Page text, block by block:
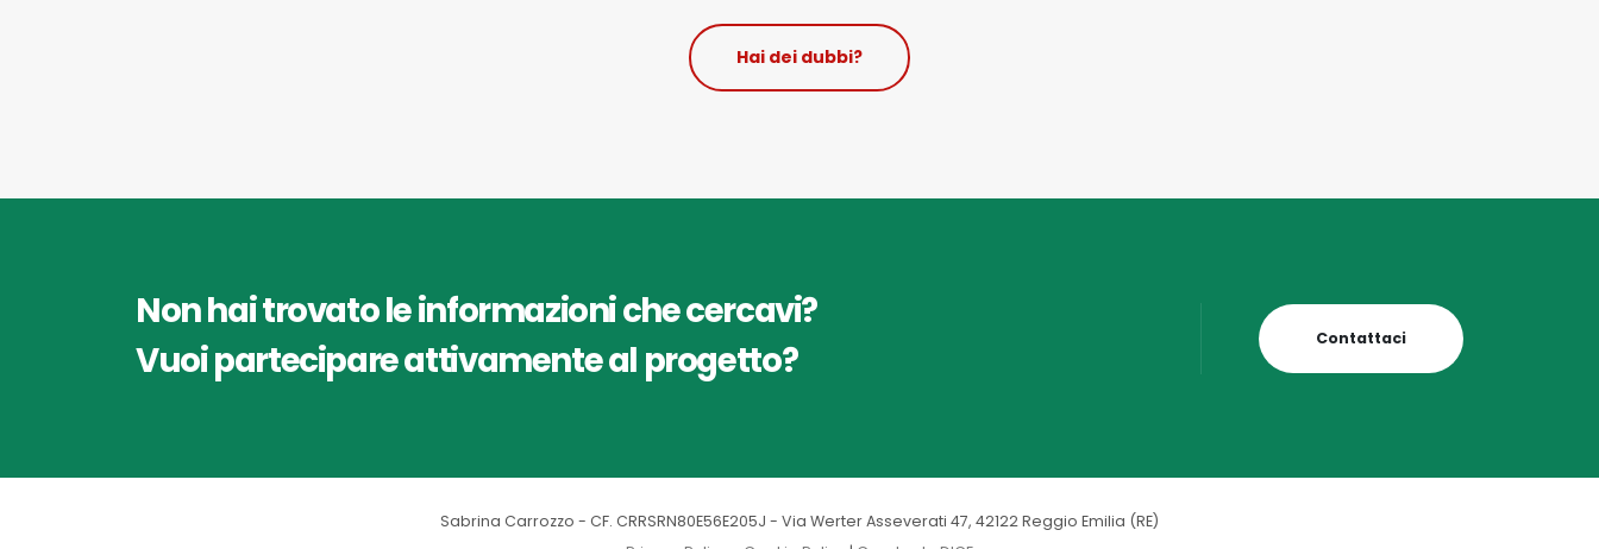
Hai dei dubbi?
Non hai trovato le informazioni che cercavi?
Vuoi partecipare attivamente al progetto?
Contattaci
Sabrina Carrozzo - CF. CRRSRN80E56E205J - Via Werter Asseverati 47, 42122 Reggio Emilia (RE)